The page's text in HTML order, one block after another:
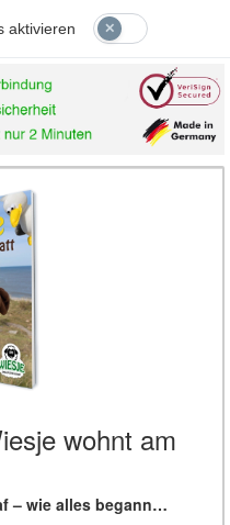
aktivieren
wohnt am
– wie alles begann…